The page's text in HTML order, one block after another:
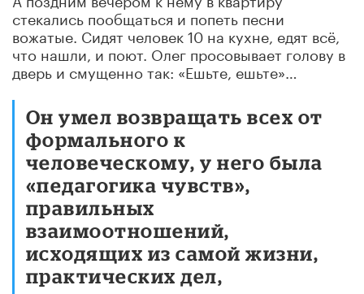
стекались пообщаться и попеть песни
вожатые. Сидят человек 10 на кухне, едят всё,
что нашли, и поют. Олег просовывает голову в
дверь и смущенно так: «Ешьте, ешьте»…
Он умел возвращать всех от
формального к
человеческому, у него была
«педагогика чувств»,
правильных
взаимоотношений,
исходящих из самой жизни,
практических дел,